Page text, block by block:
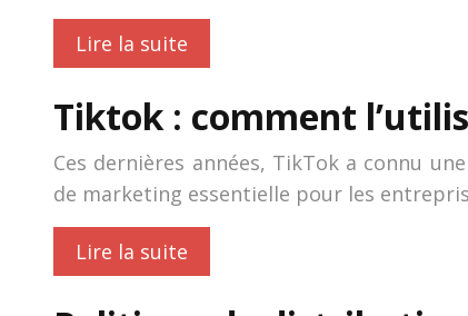
Lire la suite
Tiktok : comment
Ces dernières années, TikTok a connu
de marketing essentielle pour les
Lire la suite